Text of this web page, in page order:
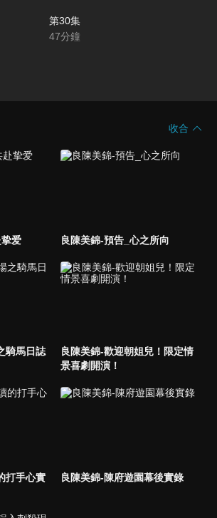
第30集
47分鐘
收合
爱 良陳美錦-預告_心之所向
騎馬日誌
良陳美錦-歡迎朝姐兒！限定情
景喜劇開演！
打手心實
良陳美錦-陳府遊園幕後實錄